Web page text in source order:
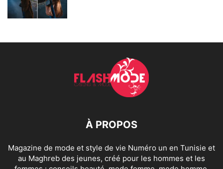
À PROPOS
Magazine de mode et style de vie Numéro un en Tunisie et
au Maghreb des jeunes, créé pour les hommes et les